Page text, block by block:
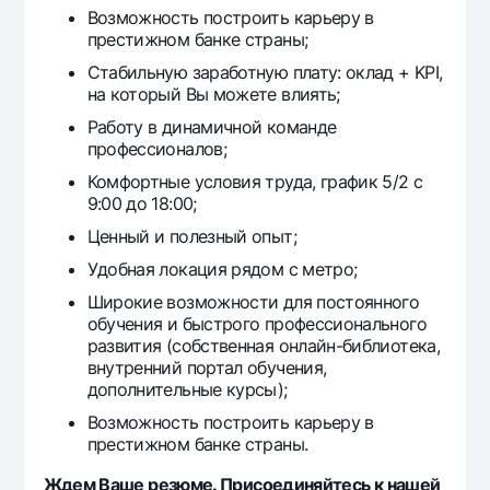
Возможность построить карьеру в
престижном банке страны;
Стабильную заработную плату: оклад + KPI,
на который Вы можете влиять;
Работу в динамичной команде
профессионалов;
Комфортные условия труда, график 5/2 с
9:00 до 18:00;
Ценный и полезный опыт;
Удобная локация рядом с метро;
Широкие возможности для постоянного
обучения и быстрого профессионального
развития (собственная онлайн-библиотека,
внутренний портал обучения,
дополнительные курсы);
Возможность построить карьеру в
престижном банке страны.
Ждем Ваше резюме. Присоединяйтесь к нашей